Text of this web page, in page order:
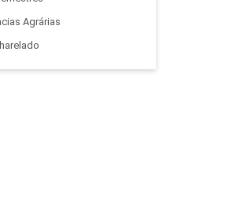
AOS SISTEMAS
Agrárias